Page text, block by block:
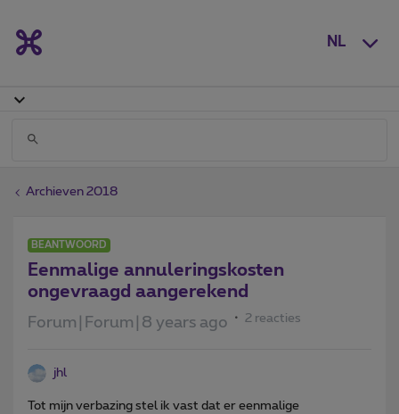
NL
Archieven 2018
BEANTWOORD
Eenmalige annuleringskosten
ongevraagd aangerekend
Forum|Forum|8 years ago 2 reacties
jhl
Tot mijn verbazing stel ik vast dat er eenmalige